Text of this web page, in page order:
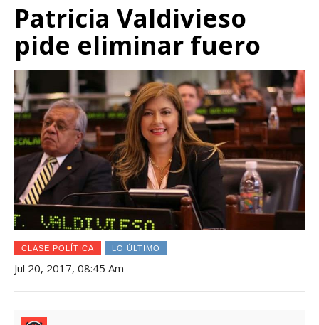
Patricia Valdivieso
pide eliminar fuero
CLASE POLÍTICA LO ÚLTIMO
Jul 20, 2017, 08:45 Am